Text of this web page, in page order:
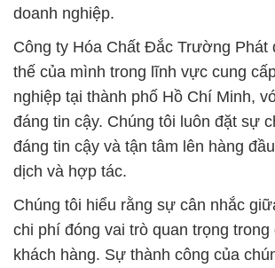
đáng tin cậy. Chúng tôi luôn đặt sự
đáng tin cậy và tận tâm lên hàng đầu
dịch và hợp tác.
Chúng tôi hiểu rằng sự cân nhắc
chi phí đóng vai trò quan trọng trong
khách hàng. Sự thành công của
dựa vào chất lượng sản phẩm mà
vào sự hài lòng của khách hàng.
Sản phẩm của chúng tôi không chỉ
điều kiện môi trường mà còn kiểm